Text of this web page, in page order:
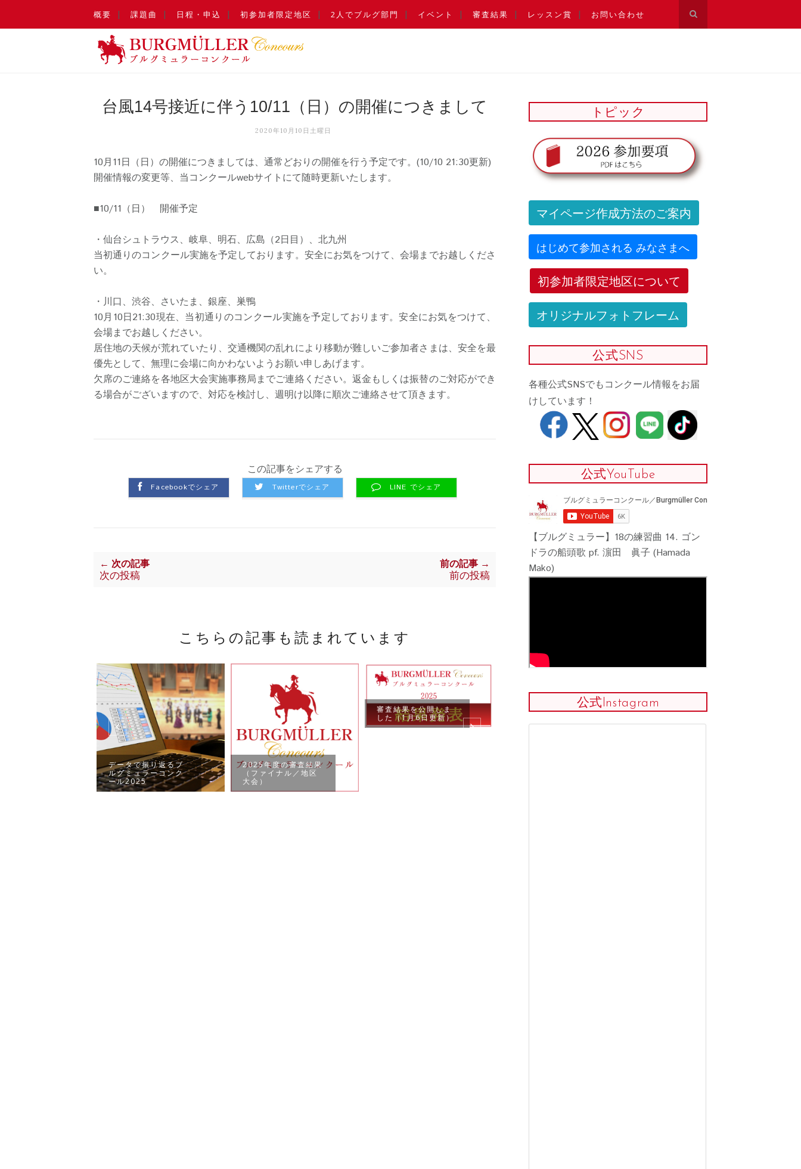
概要 課題曲 日程・申込 初参加者限定地区 2人でブルグ部門 イベント 審査結果 レッスン賞 お問い合わせ
台風14号接近に伴う10/11（日）の開催につきまして
2020年10月10日土曜日
10月11日（日）の開催につきましては、通常どおりの開催を行う予定です。(10/10 21:30更新)
開催情報の変更等、当コンクールwebサイトにて随時更新いたします。
■10/11（日） 開催予定
・仙台シュトラウス、岐阜、明石、広島（2日目）、北九州
当初通りのコンクール実施を予定しております。安全にお気をつけて、会場までお越しくださ
い。
・川口、渋谷、さいたま、銀座、巣鴨
10月10日21:30現在、当初通りのコンクール実施を予定しております。安全にお気をつけて、
会場までお越しください。
居住地の天候が荒れていたり、交通機関の乱れにより移動が難しいご参加者さまは、安全を最
優先として、無理に会場に向かわないようお願い申しあげます。
欠席のご連絡を各地区大会実施事務局までご連絡ください。返金もしくは振替のご対応ができ
る場合がございますので、対応を検討し、週明け以降に順次ご連絡させて頂きます。
この記事をシェアする
Facebookでシェア Twitterでシェア LINE でシェア
← 次の記事
次の投稿
前の記事 →
前の投稿
こちらの記事も読まれています
データで振り返るブ
ルグミュラーコンク
ール2025
2025年度の審査結果
（ファイナル／地区
大会）
審査結果を公開しま
した（1月6日更新）
トピック
マイページ作成方法のご案内
はじめて参加される みなさまへ
初参加者限定地区について
オリジナルフォトフレーム
公式SNS
各種公式SNSでもコンクール情報をお届
けしています！
公式YouTube
【ブルグミュラー】18の練習曲 14. ゴン
ドラの船頭歌 pf. 濵田 眞子 (Hamada
Mako)
公式Instagram